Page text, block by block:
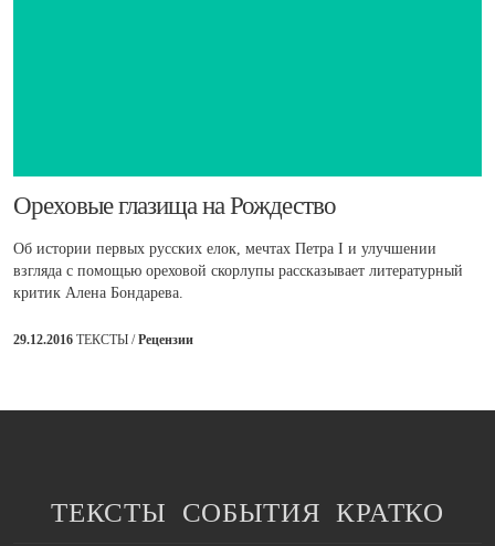
​Ореховые глазища на Рождество
Об истории первых русских елок, мечтах Петра I и улучшении
взгляда с помощью ореховой скорлупы рассказывает литературный
критик Алена Бондарева.
29.12.2016 ТЕКСТЫ /Рецензии
ТЕКСТЫ СОБЫТИЯ КРАТКО